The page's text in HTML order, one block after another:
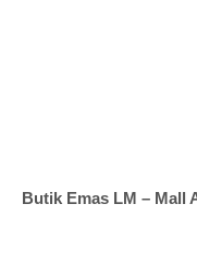
Butik Emas LM – Mall